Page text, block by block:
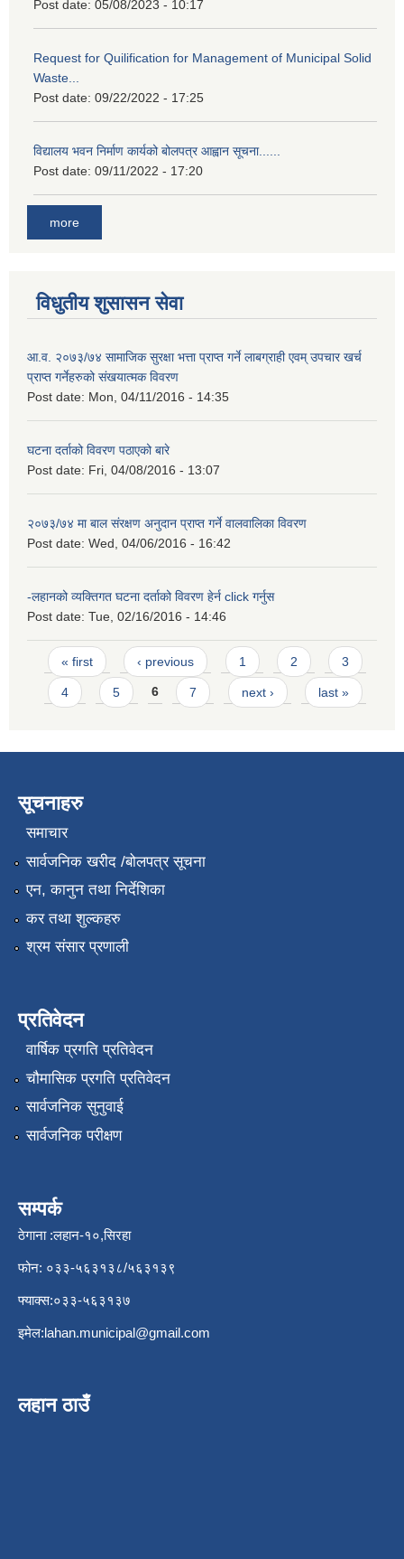
Post date: 05/08/2023 - 10:17
Request for Quilification for Management of Municipal Solid
Waste...
Post date: 09/22/2022 - 17:25
विद्यालय भवन निर्माण कार्यको बोलपत्र आह्वान सूचना......
Post date: 09/11/2022 - 17:20
more
विधुतीय शुसासन सेवा
आ.व. २०७३/७४ सामाजिक सुरक्षा भत्ता प्राप्त गर्ने लाबग्राही एवम् उपचार खर्च
प्राप्त गर्नेहरुको संखयात्मक विवरण
Post date: Mon, 04/11/2016 - 14:35
घटना दर्ताको विवरण पठाएको बारे
Post date: Fri, 04/08/2016 - 13:07
२०७३/७४ मा बाल संरक्षण अनुदान प्राप्त गर्ने वालवालिका विवरण
Post date: Wed, 04/06/2016 - 16:42
-लहानको व्यक्तिगत घटना दर्ताको विवरण हेर्न click गर्नुस
Post date: Tue, 02/16/2016 - 14:46
Pages
« first ‹ previous 1 2 3
4 5 6 7 next › last »
सूचनाहरु
समाचार
सार्वजनिक खरीद /बोलपत्र सूचना
एन, कानुन तथा निर्देशिका
कर तथा शुल्कहरु
श्रम संसार प्रणाली
प्रतिवेदन
वार्षिक प्रगति प्रतिवेदन
चौमासिक प्रगति प्रतिवेदन
सार्वजनिक सुनुवाई
सार्वजनिक परीक्षण
सम्पर्क
ठेगाना :लहान-१०,सिरहा
फोन: ०३३-५६३१३८/५६३१३९
फ्याक्स:०३३-५६३१३७
इमेल:lahan.municipal@gmail.com
लहान ठाउँ